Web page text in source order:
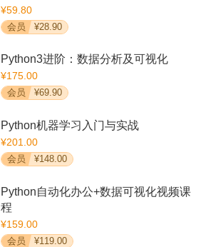
¥59.80
会员 ¥28.90
Python3进阶：数据分析及可视化
¥175.00
会员 ¥69.90
Python机器学习入门与实战
¥201.00
会员 ¥148.00
Python自动化办公+数据可视化视频课
程
¥159.00
会员 ¥119.00